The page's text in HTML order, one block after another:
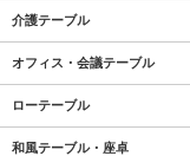
介護テーブル
オフィス・会議テーブル
ローテーブル
和風テーブル・座卓